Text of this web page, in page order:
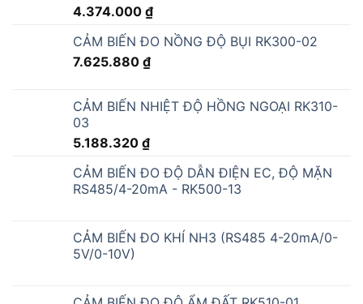
4.374.000 ₫
CẢM BIẾN ĐO NỒNG ĐỘ BỤI RK300-02
7.625.880 ₫
CẢM BIẾN NHIỆT ĐỘ HỒNG NGOẠI RK310-
03
5.188.320 ₫
CẢM BIẾN ĐO ĐỘ DẪN ĐIỆN EC, ĐỘ MẶN
RS485/4-20mA - RK500-13
CẢM BIẾN ĐO KHÍ NH3 (RS485 4-20mA/0-
5V/0-10V)